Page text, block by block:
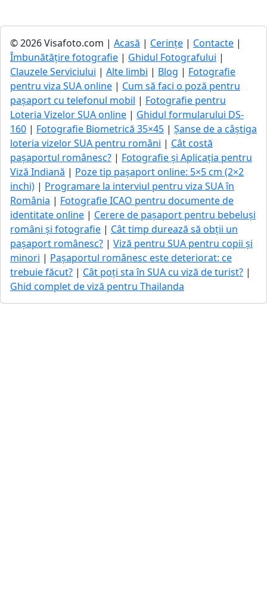
© 2026 Visafoto.com | Acasă | Cerințe | Contacte |
Îmbunătățire fotografie | Ghidul Fotografului |
Clauzele Serviciului | Alte limbi | Blog | Fotografie
pentru viza SUA online | Cum să faci o poză pentru
pașaport cu telefonul mobil | Fotografie pentru
Loteria Vizelor SUA online | Ghidul formularului DS-
160 | Fotografie Biometrică 35×45 | Șanse de a câștiga
loteria vizelor SUA pentru români | Cât costă
pașaportul românesc? | Fotografie și Aplicația pentru
Viză Indiană | Poze tip pașaport online: 5×5 cm (2×2
inchi) | Programare la interviul pentru viza SUA în
România | Fotografie ICAO pentru documente de
identitate online | Cerere de pașaport pentru bebeluși
români și fotografie | Cât timp durează să obții un
pașaport românesc? | Viză pentru SUA pentru copii și
minori | Pașaportul românesc este deteriorat: ce
trebuie făcut? | Cât poți sta în SUA cu viză de turist? |
Ghid complet de viză pentru Thailanda